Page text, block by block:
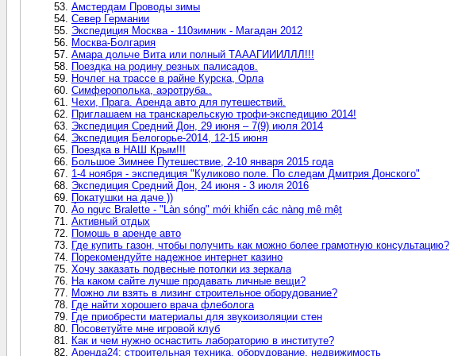
Амстердам Проводы зимы
Север Германии
Экспедиция Москва - 110зимник - Магадан 2012
Москва-Болгария
Амара дольче Вита или полный ТАААГИИИЛЛЛ!!!
Поездка на родину резных палисадов.
Ночлег на трассе в райне Курска, Орла
Симферополька, аэротруба..
Чехи, Прага. Аренда авто для путешествий.
Приглашаем на транскарельскую трофи-экспедицию 2014!
Экспедиция Средний Дон, 29 июня – 7(9) июля 2014
Экспедиция Белогорье-2014, 12-15 июня
Поездка в НАШ Крым!!!
Большое Зимнее Путешествие, 2-10 января 2015 года
1-4 ноября - экспедиция "Куликово поле. По следам Дмитрия Донского"
Экспедиция Средний Дон, 24 июня - 3 июля 2016
Покатушки на даче ))
Áo ngực Bralette - "Làn sóng" mới khiến các nàng mê mệt
Активный отдых
Помошь в аренде авто
Где купить газон, чтобы получить как можно более грамотную консультацию?
Порекомендуйте надежное интернет казино
Хочу заказать подвесные потолки из зеркала
На каком сайте лучше продавать личные вещи?
Можно ли взять в лизинг строительное оборудование?
Где найти хорошего врача флеболога
Где приобрести материалы для звукоизоляции стен
Посоветуйте мне игровой клуб
Как и чем нужно оснастить лабораторию в институте?
Аренда24: строительная техника, оборудование, недвижимость